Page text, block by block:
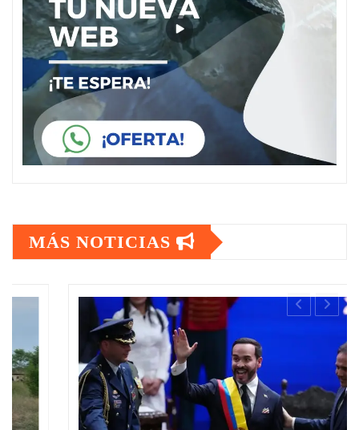
MÁS NOTICIAS